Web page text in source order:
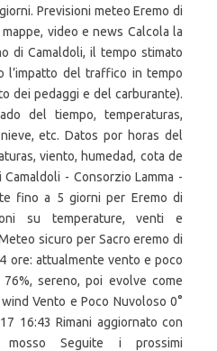
Previsioni meteo Eremo di
video e news Calcola la
di Camaldoli, il tempo stimato
l’impatto del traffico in tempo
dei pedaggi e del carburante).
del tiempo, temperaturas,
etc. Datos por horas del
viento, humedad, cota de
- Consorzio Lamma -
fino a 5 giorni per Eremo di
su temperature, venti e
sicuro per Sacro eremo di
ore: attualmente vento e poco
sereno, poi evolve come
Vento e Poco Nuvoloso 0°
16:43 Rimani aggiornato con
Seguite i prossimi